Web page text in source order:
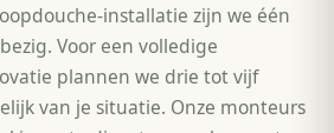
installatie zijn we één
Voor een volledige
plannen we drie tot vijf
van je situatie. Onze monteurs